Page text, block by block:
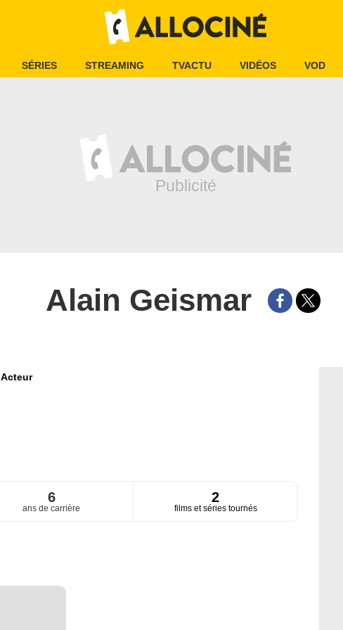
SÉRIES STREAMING TVACTU VIDÉOS VOD
Alain Geismar
Acteur
6
ans de carrière
2
films et séries tournés